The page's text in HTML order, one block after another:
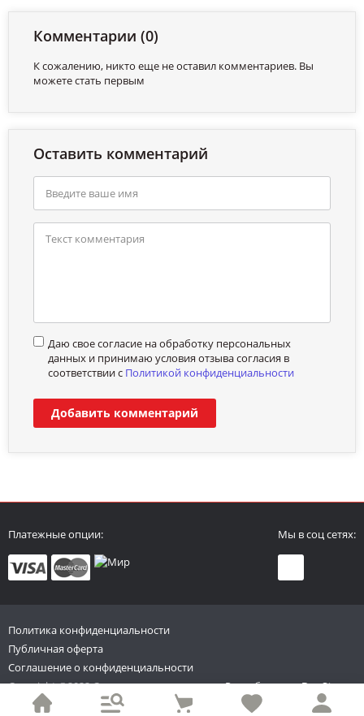
Комментарии (0)
К сожалению, никто еще не оставил комментариев. Вы
можете стать первым
Оставить комментарий
Даю свое согласие на обработку персональных
данных и принимаю условия отзыва согласия в
соответствии с Политикой конфиденциальности
Добавить комментарий
Платежные опции: Мы в соц сетях:
Политика конфиденциальности
Публичная оферта
Соглашение о конфиденциальности
Copyright ©2022 Спиннинги и катушки
Все права защищены
Разработано вDevStages